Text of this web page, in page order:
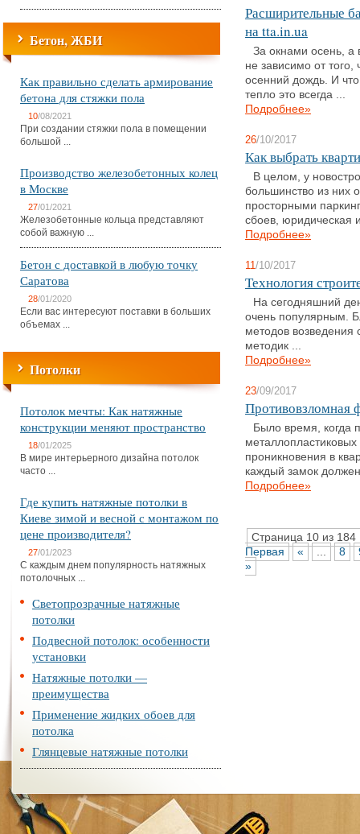
Бетон, ЖБИ
Как правильно сделать армирование
бетона для стяжки пола
10/08/2021
При создании стяжки пола в помещении
большой ...
Производство железобетонных колец
в Москве
27/01/2021
Железобетонные кольца представляют
собой важную ...
Бетон с доставкой в любую точку
Саратова
28/01/2020
Если вас интересуют поставки в больших
объемах ...
Потолки
Потолок мечты: Как натяжные
конструкции меняют пространство
18/01/2025
В мире интерьерного дизайна потолок
часто ...
Где купить натяжные потолки в
Киеве зимой и весной с монтажом по
цене производителя?
27/01/2023
С каждым днем популярность натяжных
потолочных ...
Светопрозрачные натяжные
потолки
Подвесной потолок: особенности
установки
Натяжные потолки —
преимущества
Применение жидких обоев для
потолка
Глянцевые натяжные потолки
Расширительные
на tta.in.ua
За окнами осень, а
не зависимо от
осенний дождь. И
тепло это всегда ...
Подробнее»
26/10/2017
Как выбрать
В целом, у
большинство из них
просторными
сбоев, юридическая
Подробнее»
11/10/2017
Технология
На сегодняшний
очень популярным.
методов
методик ...
Подробнее»
23/09/2017
Противовзломная
Было время, когда
проникновения в
каждый замок
Подробнее»
Страница 10 из 184
Первая
« ... 8
»